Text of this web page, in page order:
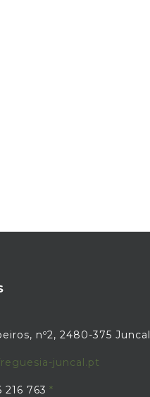
nº2, 2480-375 Juncal
juncal.pt
216 763